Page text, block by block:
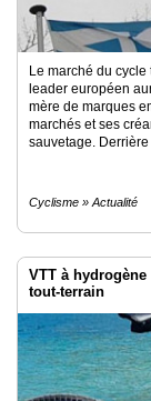
Le marché du
leader européen
mère de marques
marchés et ses
sauvetage. Derrière
Cyclisme » Actualité
VTT à
tout-terrain